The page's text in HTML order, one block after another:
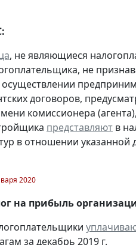
, не являющиеся
не
договоров,
комиссионера
представляют в
в отношении указанной
2020
на прибыль
за декабрь 2019 г.